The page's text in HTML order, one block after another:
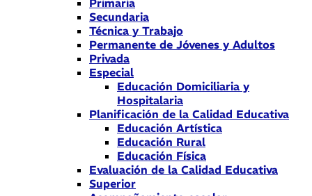
Primaria
Secundaria
Técnica y Trabajo
Permanente de Jóvenes y Adultos
Privada
Especial
Educación Domiciliaria y
Hospitalaria
Planificación de la Calidad Educativa
Educación Artística
Educación Rural
Educación Física
Evaluación de la Calidad Educativa
Superior